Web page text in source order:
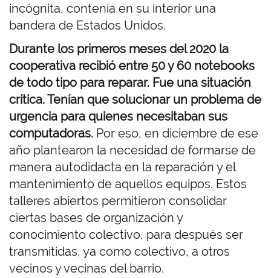
incógnita, contenía en su interior una
bandera de Estados Unidos.
Durante los primeros meses del 2020 la
cooperativa recibió entre 50 y 60 notebooks
de todo tipo para reparar. Fue una situación
crítica. Tenían que solucionar un problema de
urgencia para quienes necesitaban sus
computadoras. Por eso, en diciembre de ese
año plantearon la necesidad de formarse de
manera autodidacta en la reparación y el
mantenimiento de aquellos equipos. Estos
talleres abiertos permitieron consolidar
ciertas bases de organización y
conocimiento colectivo, para después ser
transmitidas, ya como colectivo, a otros
vecinos y vecinas del barrio.